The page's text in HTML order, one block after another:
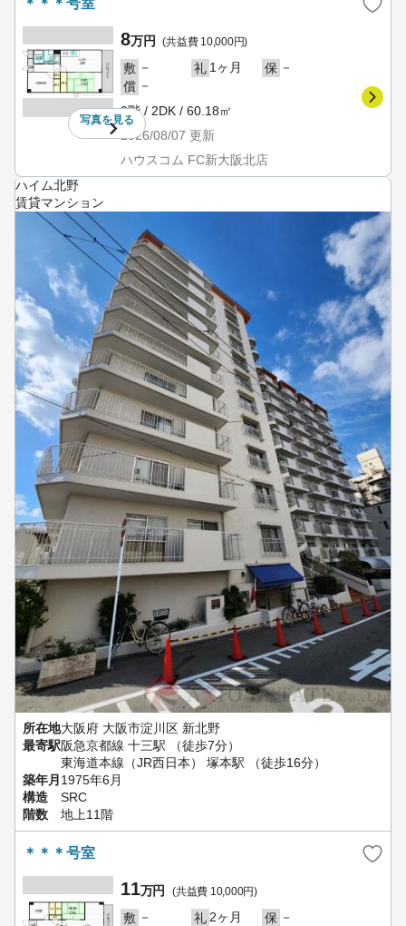
＊＊＊号室
写真を見る
8万円 (共益費 10,000円)
敷 － 礼 1ヶ月 保 －
償 －
2階 / 2DK / 60.18㎡
2026/08/07 更新
ハウスコム FC新大阪北店
ハイム北野
賃貸マンション
所在地大阪府 大阪市淀川区 新北野
最寄駅阪急京都線 十三駅 （徒歩7分）
東海道本線（JR西日本） 塚本駅 （徒歩16分）
築年月1975年6月
構造
SRC
階数
地上11階
＊＊＊号室
11万円 (共益費 10,000円)
敷 － 礼 2ヶ月 保 －